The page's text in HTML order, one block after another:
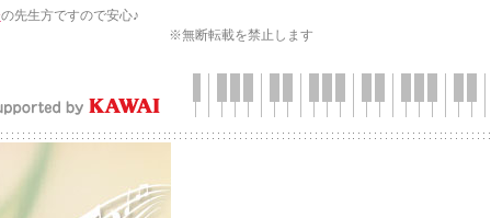
の先生方ですので安心♪
※無断転載を禁止します